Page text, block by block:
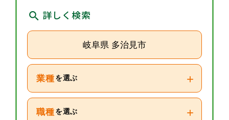
詳しく検索
岐阜県 多治見市
業種 を選ぶ +
職種 を選ぶ +